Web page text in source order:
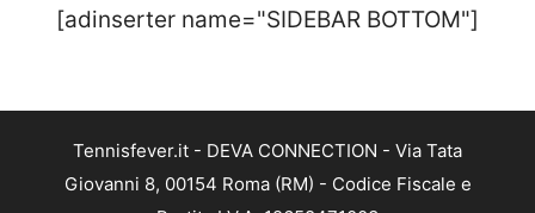
[adinserter name="SIDEBAR BOTTOM"]
Tennisfever.it - DEVA CONNECTION - Via Tata
Giovanni 8, 00154 Roma (RM) - Codice Fiscale e